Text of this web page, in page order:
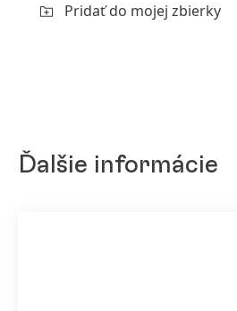
Pridať do mojej zbierky
Ďalšie informácie